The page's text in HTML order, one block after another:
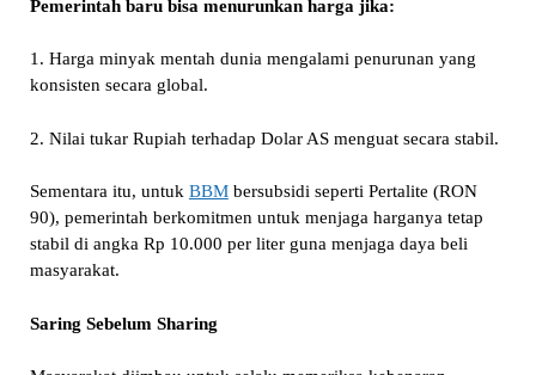
Pemerintah baru bisa menurunkan harga jika:
1. Harga minyak mentah dunia mengalami penurunan yang
konsisten secara global.
2. Nilai tukar Rupiah terhadap Dolar AS menguat secara stabil.
Sementara itu, untuk BBMbersubsidi seperti Pertalite (RON
90), pemerintah berkomitmen untuk menjaga harganya tetap
stabil di angka Rp 10.000 per liter guna menjaga daya beli
masyarakat.
Saring Sebelum Sharing